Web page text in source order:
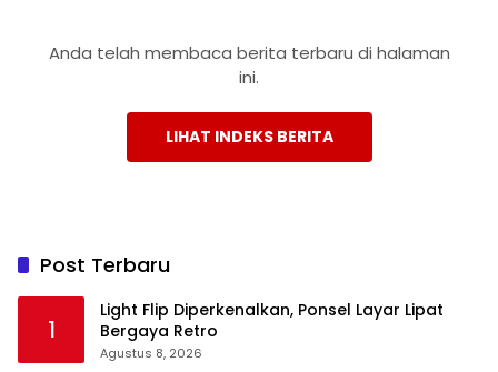
Anda telah membaca berita terbaru di halaman
ini.
LIHAT INDEKS BERITA
Post Terbaru
1
Light Flip Diperkenalkan, Ponsel Layar Lipat
Bergaya Retro
Agustus 8, 2026